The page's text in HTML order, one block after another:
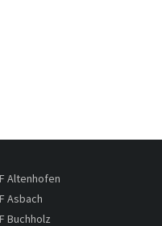
Altenhofen
Asbach
Buchholz